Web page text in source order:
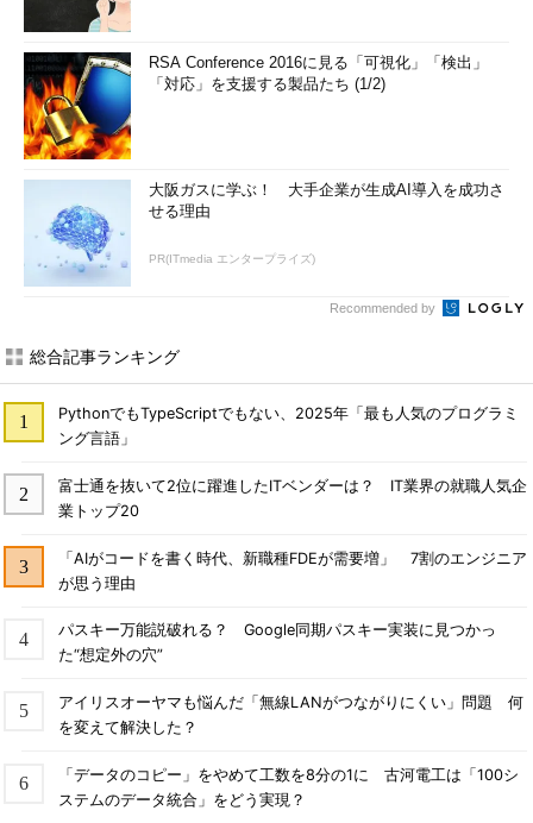
RSA Conference 2016に見る「可視化」「検出」
「対応」を支援する製品たち (1/2)
大阪ガスに学ぶ！ 大手企業が生成AI導入を成功さ
せる理由
PR(ITmedia エンタープライズ)
Recommended by
総合記事ランキング
PythonでもTypeScriptでもない、2025年「最も人気のプログラミ
ング言語」
富士通を抜いて2位に躍進したITベンダーは？ IT業界の就職人気企
業トップ20
「AIがコードを書く時代、新職種FDEが需要増」 7割のエンジニア
が思う理由
パスキー万能説破れる？ Google同期パスキー実装に見つかっ
た“想定外の穴”
アイリスオーヤマも悩んだ「無線LANがつながりにくい」問題 何
を変えて解決した？
「データのコピー」をやめて工数を8分の1に 古河電工は「100シ
ステムのデータ統合」をどう実現？